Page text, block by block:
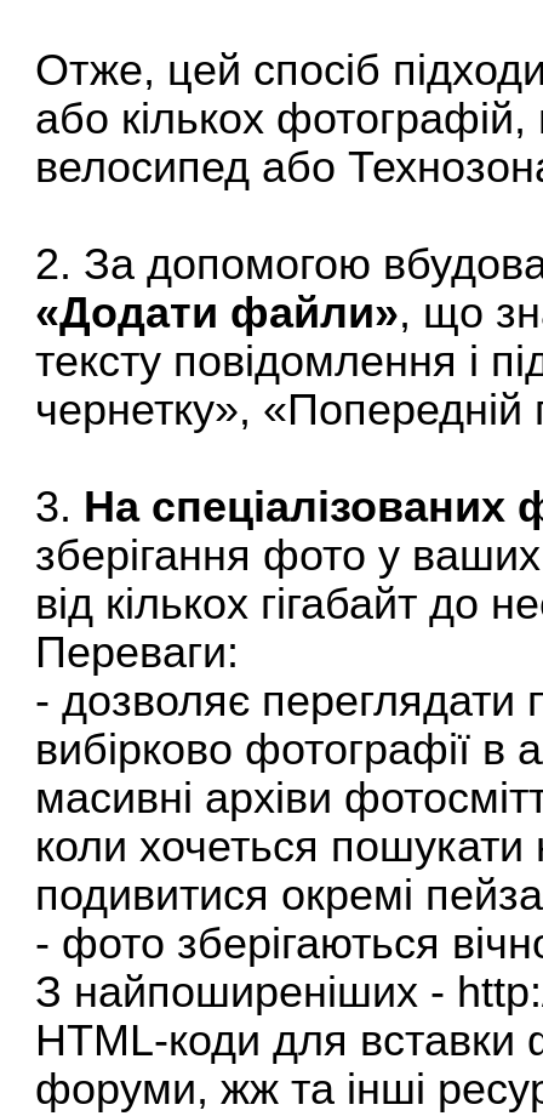
Отже, цей спосіб
або кількох
велосипед або
2. За допомогою
«Додати файли», що
тексту повідомлення і
чернетку», «Попередній
3. На спеціалізованих
зберігання фото у
від кількох гігабайт до
Переваги:
- дозволяє переглядати
вибірково фотографії
масивні архіви
коли хочеться
подивитися окремі
- фото зберігаються
З найпоширеніших -
HTML-коди для вставки
форуми, жж та інші